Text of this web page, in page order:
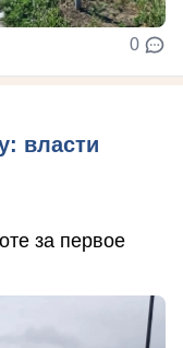
0
власти
за первое